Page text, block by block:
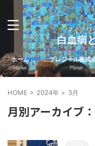
マイノリ
白血病
ホーム
Home
プレジール株式
Plaisir
HOME > 2024年 > 3月
月別アーカイブ